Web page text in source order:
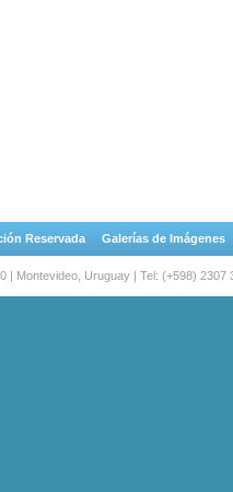
Reservada Galerías de Imágenes
| Montevideo, Uruguay | Tel: (+598)